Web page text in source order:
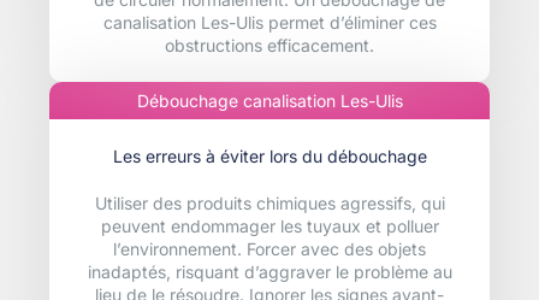
canalisation Les-Ulis permet d’éliminer ces
obstructions efficacement.
Débouchage canalisation Les-Ulis
Les erreurs à éviter lors du débouchage
Utiliser des produits chimiques agressifs, qui
peuvent endommager les tuyaux et polluer
l’environnement. Forcer avec des objets
inadaptés, risquant d’aggraver le problème au
lieu de le résoudre. Ignorer les signes avant-